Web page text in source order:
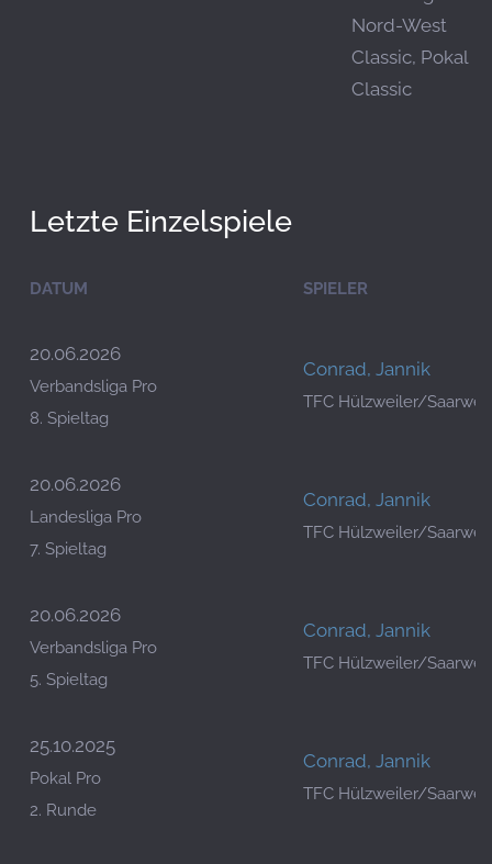
Nord-West
Classic, Pokal
Classic
Letzte Einzelspiele
DATUM SPIELER
20.06.2026
Verbandsliga Pro
8. Spieltag
Conrad, Jannik
TFC Hülzweiler/
20.06.2026
Landesliga Pro
7. Spieltag
Conrad, Jannik
TFC Hülzweiler/
20.06.2026
Verbandsliga Pro
5. Spieltag
Conrad, Jannik
TFC Hülzweiler/
25.10.2025
Pokal Pro
2. Runde
Conrad, Jannik
TFC Hülzweiler/